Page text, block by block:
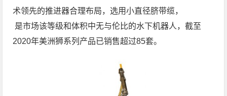
术领先的推进器合理布局，选用小直径脐带缆，
是市场该等级和体积中无与伦比的水下机器人，截至
2020年美洲狮系列产品已销售超过85套。